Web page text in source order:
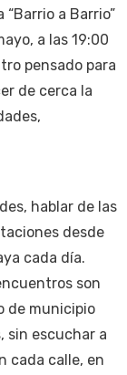
a Barrio”
a las 19:00
pensado para
de cerca la
hablar de las
desde
cada día.
son
de municipio
sin escuchar a
cada calle, en